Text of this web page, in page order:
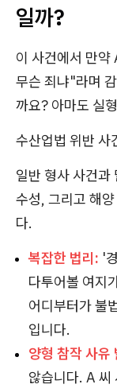
일까?
이 사건에서 만약
무슨 죄냐"라며
까요? 아마도 실
수산업법 위반 사
일반 형사 사건과
수성, 그리고 해
다.
복잡한 법리: '
다투어볼 여지
어디부터가 불
입니다.
양형 참작 사유
않습니다. A 씨